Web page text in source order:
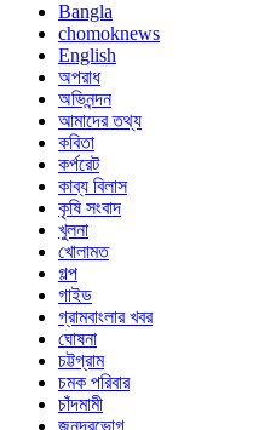
Bangla
chomoknews
English
অপরাধ
অভিনন্দন
আমাদের তথ্য
কবিতা
কর্পরেট
কাব্য বিলাস
কৃষি সংবাদ
খুলনা
খোলামত
গল্প
গাইড
গ্রামবাংলার খবর
ঘোষনা
চট্টগ্রাম
চমক পরিবার
চাঁদমামী
জনদূরভোগ